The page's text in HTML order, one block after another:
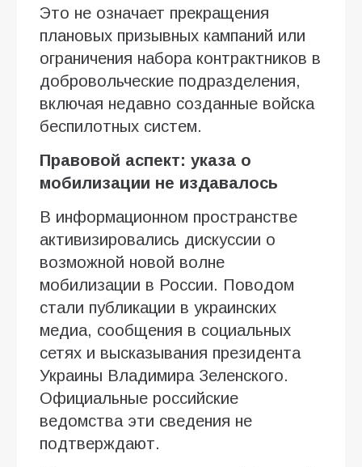
Это не означает прекращения
плановых призывных кампаний или
ограничения набора контрактников в
добровольческие подразделения,
включая недавно созданные войска
беспилотных систем.
Правовой аспект: указа о
мобилизации не издавалось
В информационном пространстве
активизировались дискуссии о
возможной новой волне
мобилизации в России. Поводом
стали публикации в украинских
медиа, сообщения в социальных
сетях и высказывания президента
Украины Владимира Зеленского.
Официальные российские
ведомства эти сведения не
подтверждают.